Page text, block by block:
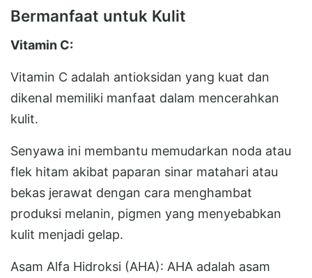
Bermanfaat untuk Kulit
Vitamin C:
Vitamin C adalah antioksidan yang kuat dan
dikenal memiliki manfaat dalam mencerahkan
kulit.
Senyawa ini membantu memudarkan noda atau
flek hitam akibat paparan sinar matahari atau
bekas jerawat dengan cara menghambat
produksi melanin, pigmen yang menyebabkan
kulit menjadi gelap.
Asam Alfa Hidroksi (AHA): AHA adalah asam